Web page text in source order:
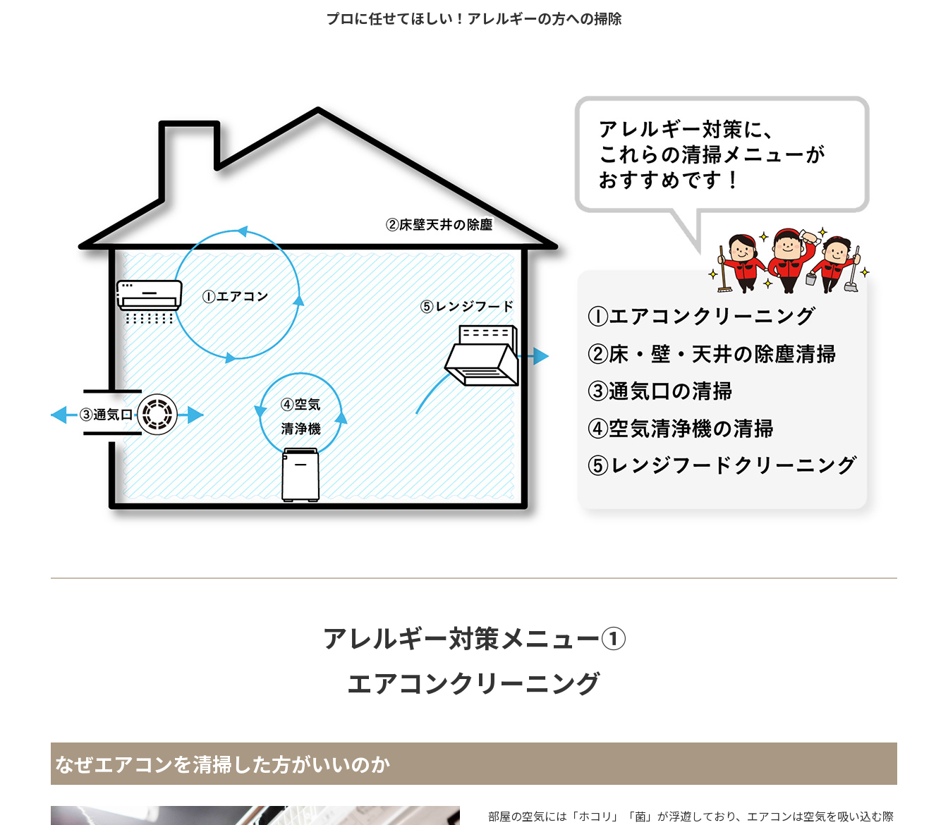
プロに任せてほしい！アレルギーの方への掃除
アレルギー対策メニュー①
エアコンクリーニング
なぜエアコンを清掃した方がいいのか
部屋の空気には「ホコリ」「菌」が浮遊しており、エアコンは空気を吸い込む際